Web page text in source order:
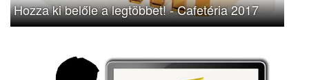
Hozza ki belőle a legtöbbet! - Cafetéria 2017